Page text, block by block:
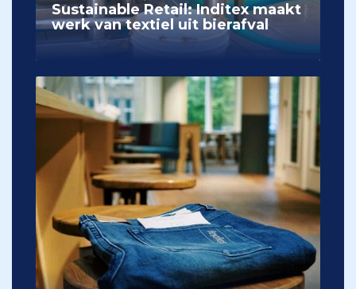
Sustainable Retail: Inditex maakt
werk van textiel uit bierafval